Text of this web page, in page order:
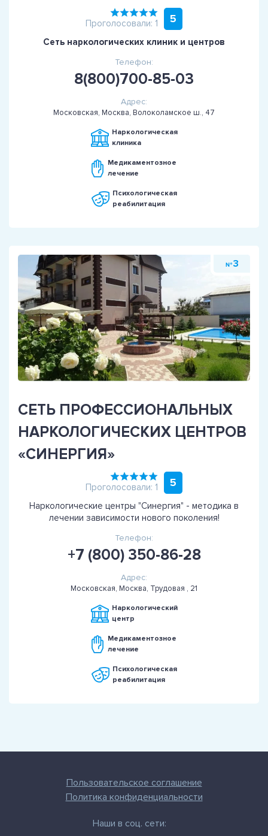
Проголосовали: 1 5
Сеть наркологических клиник и центров
Телефон:
8(800)700-85-03
Адрес:
Московская, Москва, Волоколамское ш., 47
Наркологическая
клиника
Медикаментозное
лечение
Психологическая
реабилитация
№ 3
СЕТЬ ПРОФЕССИОНАЛЬНЫХ
НАРКОЛОГИЧЕСКИХ ЦЕНТРОВ
«СИНЕРГИЯ»
Проголосовали: 1 5
Наркологические центры "Синергия" - методика в
лечении зависимости нового поколения!
Телефон:
+7 (800) 350-86-28
Адрес:
Московская, Москва, Трудовая , 21
Наркологический
центр
Медикаментозное
лечение
Психологическая
реабилитация
Пользовательское соглашение
Политика конфиденциальности
Наши в соц. сети: